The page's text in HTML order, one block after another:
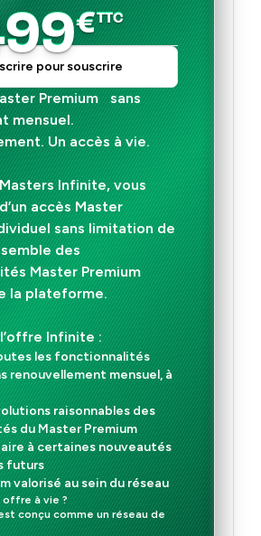
€TTC
pour souscrire
Premium
sans
mensuel.
Un accès à vie.
Infinite, vous
accès Master
sans limitation de
des
Master Premium
la plateforme.
Infinite :
les fonctionnalités
renouvellement mensuel, à
raisonnables des
du Master Premium
à certaines nouveautés
futurs
valorisé au sein du réseau
offre à vie ?
conçu comme un réseau de